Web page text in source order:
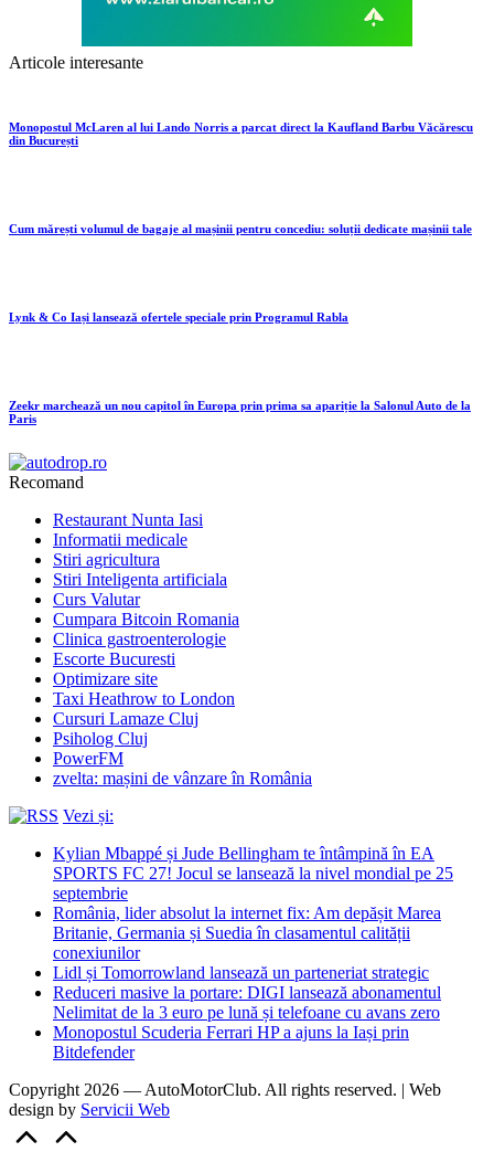
Articole interesante
Monopostul McLaren al lui Lando Norris a parcat direct la Kaufland Barbu Văcărescu
din București
Cum mărești volumul de bagaje al mașinii pentru concediu: soluții dedicate mașinii tale
Lynk & Co Iași lansează ofertele speciale prin Programul Rabla
Zeekr marchează un nou capitol în Europa prin prima sa apariție la Salonul Auto de la
Paris
Recomand
Restaurant Nunta Iasi
Informatii medicale
Stiri agricultura
Stiri Inteligenta artificiala
Curs Valutar
Cumpara Bitcoin Romania
Clinica gastroenterologie
Escorte Bucuresti
Optimizare site
Taxi Heathrow to London
Cursuri Lamaze Cluj
Psiholog Cluj
PowerFM
zvelta: mașini de vânzare în România
Vezi și:
Kylian Mbappé și Jude Bellingham te întâmpină în EA
SPORTS FC 27! Jocul se lansează la nivel mondial pe 25
septembrie
România, lider absolut la internet fix: Am depășit Marea
Britanie, Germania și Suedia în clasamentul calității
conexiunilor
Lidl și Tomorrowland lansează un parteneriat strategic
Reduceri masive la portare: DIGI lansează abonamentul
Nelimitat de la 3 euro pe lună și telefoane cu avans zero
Monopostul Scuderia Ferrari HP a ajuns la Iași prin
Bitdefender
Copyright 2026 — AutoMotorClub. All rights reserved. | Web
design by Servicii Web